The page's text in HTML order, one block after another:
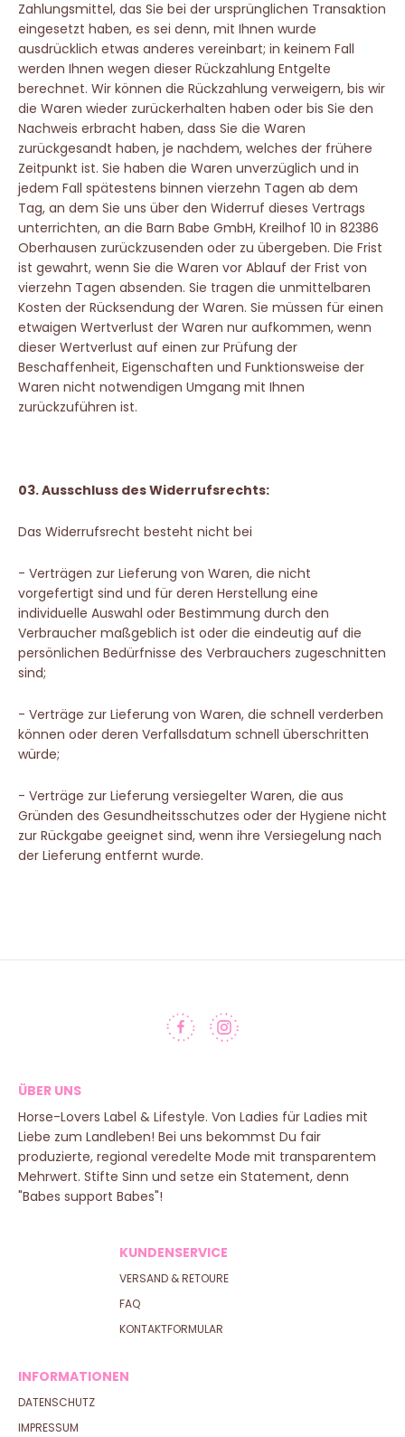
Zahlungsmittel, das Sie bei der ursprünglichen Transaktion
eingesetzt haben, es sei denn, mit Ihnen wurde
ausdrücklich etwas anderes vereinbart; in keinem Fall
werden Ihnen wegen dieser Rückzahlung Entgelte
berechnet. Wir können die Rückzahlung verweigern, bis wir
die Waren wieder zurückerhalten haben oder bis Sie den
Nachweis erbracht haben, dass Sie die Waren
zurückgesandt haben, je nachdem, welches der frühere
Zeitpunkt ist. Sie haben die Waren unverzüglich und in
jedem Fall spätestens binnen vierzehn Tagen ab dem
Tag, an dem Sie uns über den Widerruf dieses Vertrags
unterrichten, an die Barn Babe GmbH, Kreilhof 10 in 82386
Oberhausen zurückzusenden oder zu übergeben. Die Frist
ist gewahrt, wenn Sie die Waren vor Ablauf der Frist von
vierzehn Tagen absenden. Sie tragen die unmittelbaren
Kosten der Rücksendung der Waren. Sie müssen für einen
etwaigen Wertverlust der Waren nur aufkommen, wenn
dieser Wertverlust auf einen zur Prüfung der
Beschaffenheit, Eigenschaften und Funktionsweise der
Waren nicht notwendigen Umgang mit Ihnen
zurückzuführen ist.
03.Ausschluss des Widerrufsrechts:
Das Widerrufsrecht besteht nicht bei
- Verträgen zur Lieferung von Waren, die nicht
vorgefertigt sind und für deren Herstellung eine
individuelle Auswahl oder Bestimmung durch den
Verbraucher maßgeblich ist oder die eindeutig auf die
persönlichen Bedürfnisse des Verbrauchers zugeschnitten
sind;
- Verträge zur Lieferung von Waren, die schnell verderben
können oder deren Verfallsdatum schnell überschritten
würde;
- Verträge zur Lieferung versiegelter Waren, die aus
Gründen des Gesundheitsschutzes oder der Hygiene nicht
zur Rückgabe geeignet sind, wenn ihre Versiegelung nach
der Lieferung entfernt wurde.
ÜBER UNS
Horse-Lovers Label & Lifestyle. Von Ladies für Ladies mit
Liebe zum Landleben! Bei uns bekommst Du fair
produzierte, regional veredelte Mode mit transparentem
Mehrwert. Stifte Sinn und setze ein Statement, denn
"Babes support Babes"!
KUNDENSERVICE
VERSAND & RETOURE
FAQ
KONTAKTFORMULAR
INFORMATIONEN
DATENSCHUTZ
IMPRESSUM